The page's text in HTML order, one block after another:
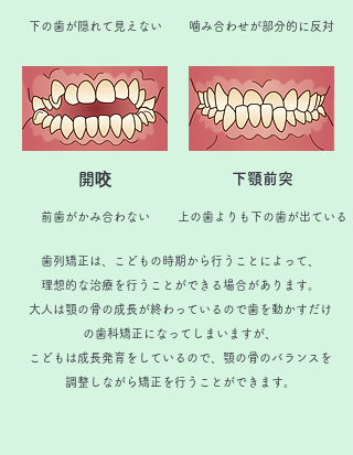
下の歯が隠れて見えない 噛み合わせが部分的に反対
開咬 下顎前突
前歯がかみ合わない 上の歯よりも下の歯が出ている
歯列矯正は、こどもの時期から行うことによって、
理想的な治療を行うことができる場合があります。
大人は顎の骨の成長が終わっているので歯を動かすだけ
の歯科矯正になってしまいますが、
こどもは成長発育をしているので、顎の骨のバランスを
調整しながら矯正を行うことができます。